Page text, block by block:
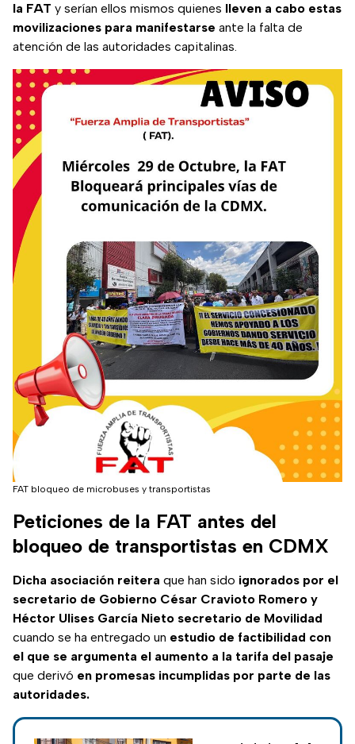
la FAT y serían ellos mismos quienes lleven a cabo estas
movilizaciones para manifestarse ante la falta de
atención de las autoridades capitalinas.
FAT bloqueo de microbuses y transportistas
Peticiones de la FAT antes del
bloqueo de transportistas en CDMX
Dicha asociación reitera que han sido ignorados por el
secretario de Gobierno César Cravioto Romero y
Héctor Ulises García Nieto secretario de Movilidad
cuando se ha entregado un estudio de factibilidad con
el que se argumenta el aumento a la tarifa del pasaje
que derivó en promesas incumplidas por parte de las
autoridades.